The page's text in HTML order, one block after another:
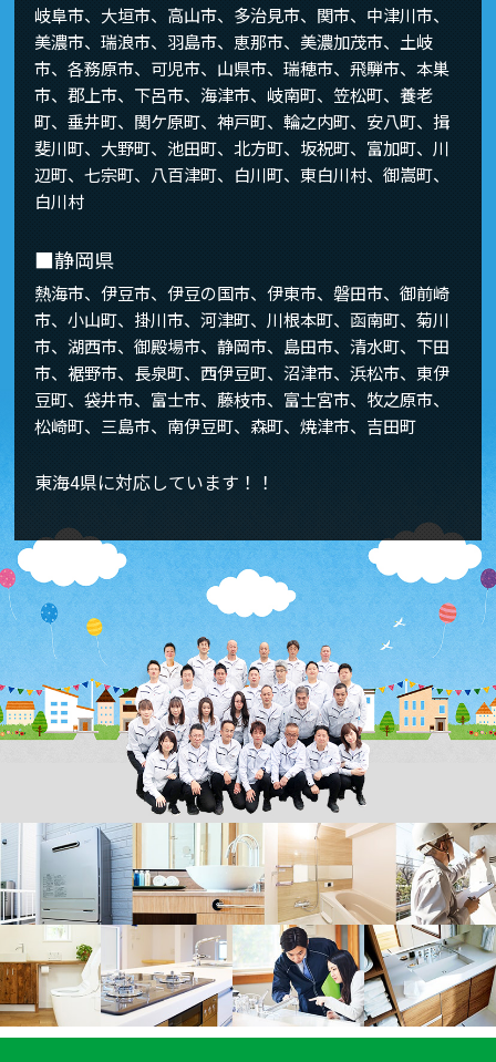
岐阜市、大垣市、高山市、多治見市、関市、中津川市、
美濃市、瑞浪市、羽島市、恵那市、美濃加茂市、土岐
市、各務原市、可児市、山県市、瑞穂市、飛騨市、本巣
市、郡上市、下呂市、海津市、岐南町、笠松町、養老
町、垂井町、関ケ原町、神戸町、輪之内町、安八町、揖
斐川町、大野町、池田町、北方町、坂祝町、富加町、川
辺町、七宗町、八百津町、白川町、東白川村、御嵩町、
白川村
■静岡県
熱海市、伊豆市、伊豆の国市、伊東市、磐田市、御前崎
市、小山町、掛川市、河津町、川根本町、函南町、菊川
市、湖西市、御殿場市、静岡市、島田市、清水町、下田
市、裾野市、長泉町、西伊豆町、沼津市、浜松市、東伊
豆町、袋井市、富士市、藤枝市、富士宮市、牧之原市、
松崎町、三島市、南伊豆町、森町、焼津市、吉田町
東海4県に対応しています！！